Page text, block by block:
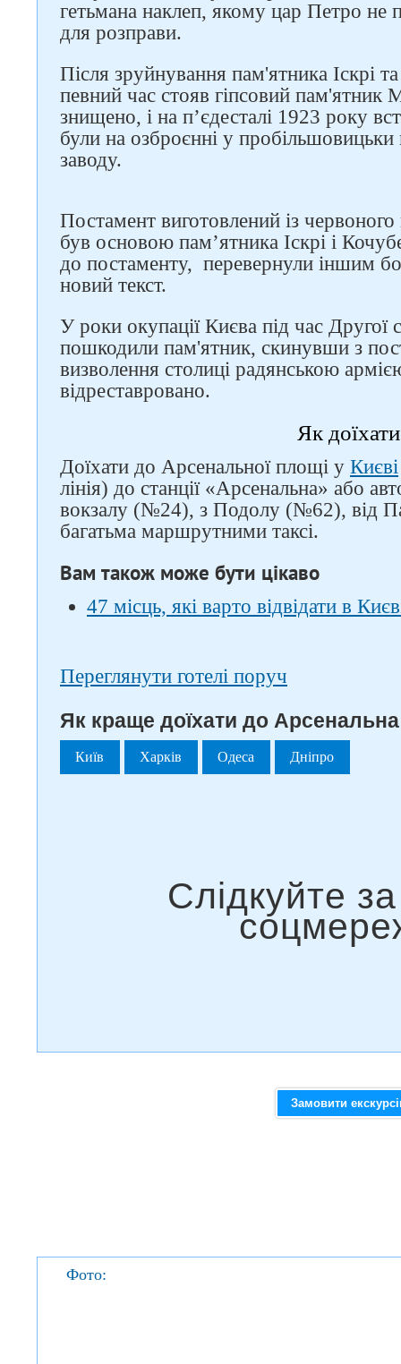
гетьмана наклеп, якому цар Петро не
для розправи.
Після зруйнування пам'ятника Іскрі
певний час стояв гіпсовий пам'ятник
знищено, і на п’єдесталі 1923 року
були на озброєнні у
заводу.
Постамент виготовлений із
був основою пам’ятника Іскрі і
до постаменту, перевернули іншим
новий текст.
У роки окупації Києва під час Другої
пошкодили пам'ятник, скинувши з
визволення столиці радянською
відреставровано.
Як доїхати
Доїхати до Арсенальної площі у Києві
лінія) до станції «Арсенальна» або
вокзалу (№24), з Подолу (№62), від
багатьма маршрутними таксі.
Вам також може бути цікаво
47 місць, які варто відвідати в
Переглянути готелі поруч
Як краще доїхати до
Київ Харків Одеса Дніпро
Замовити
Фото: